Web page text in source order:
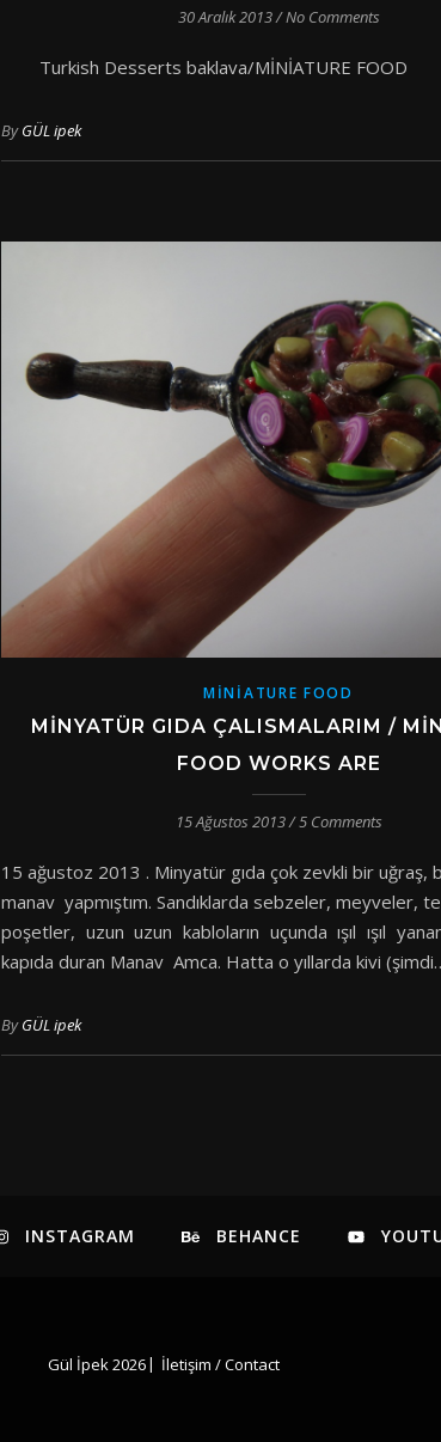
30 Aralık 2013/No Comments
Turkish Desserts baklava/
ByGÜL ipek
MINIATURE FOOD
MINYATÜR GIDA ÇALISMALARIM /
FOOD WORKS ARE
15 Ağustos 2013/5 Comments
15 ağustoz 2013 . Minyatür gıda çok zevkli bir uğraş,
manav yapmıştım. Sandıklarda sebzeler, meyveler,
poşetler, uzun uzun kabloların uçunda ışıl ışıl
kapıda duran Manav Amca. Hatta o yıllarda kivi
ByGÜL ipek
INSTAGRAM BEHANCE
Gül İpek 2026 İletişim / Contact